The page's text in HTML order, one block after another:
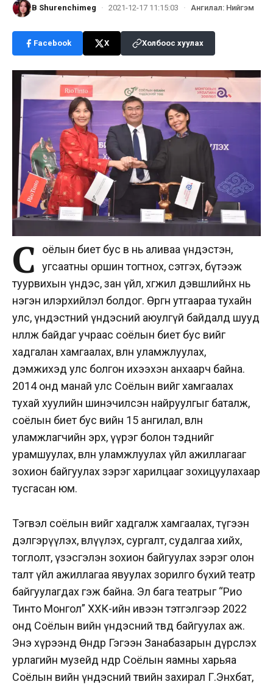
B Shurenchimeg · 2021-12-17 11:15:03 · Ангилал: Нийгэм
Facebook X Холбоос хуулах
С
оёлын биет бус өв нь аливаа үндэстэн,
угсаатны оршин тогтнох, сэтгэх, бүтээж
туурвихын үндэс, зан үйл, хөгжил дэвшлийнх нь
нэгэн илэрхийлэл болдог. Өргөн утгаараа тухайн
улс, үндэстний үндэсний аюулгүй байдалд шууд
нөлөөлж байдаг учраас соёлын биет бус өвийг
хадгалан хамгаалах, өвлөн уламжлуулах,
дэмжихэд улс болгон ихээхэн анхаарч байна.
2014 онд манай улс Соёлын өвийг хамгаалах
тухай хуулийн шинэчилсэн найруулгыг баталж,
соёлын биет бус өвийн 15 ангилал, өвлөн
уламжлагчийн эрх, үүрэг болон тэднийг
урамшуулах, өвлөн уламжлуулах үйл ажиллагааг
зохион байгуулах зэрэг харилцааг зохицуулахаар
тусгасан юм.
Тэгвэл соёлын өвийг хадгалж хамгаалах, түгээн
дэлгэрүүлэх, өвлүүлэх, сургалт, судалгаа хийх,
тоглолт, үзэсгэлэн зохион байгуулах зэрэг олон
талт үйл ажиллагаа явуулах зорилго бүхий театр
байгуулагдах гэж байна. Эл бага театрыг “Рио
Тинто Монгол” ХХК-ийн ивээн тэтгэлгээр 2022
онд Соёлын өвийн үндэсний төвд байгуулах аж.
Энэ хүрээнд Өндөр Гэгээн Занабазарын дүрслэх
урлагийн музейд өнөөдөр Соёлын яамны харьяа
Соёлын өвийн үндэсний төвийн захирал Г.Энхбат,